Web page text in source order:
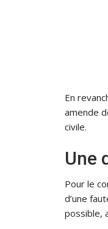
En
amende
civile.
Une
Pour le
d’une
possible,